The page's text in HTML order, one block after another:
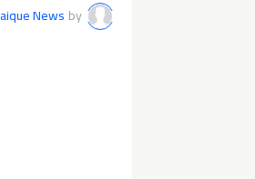
by
News